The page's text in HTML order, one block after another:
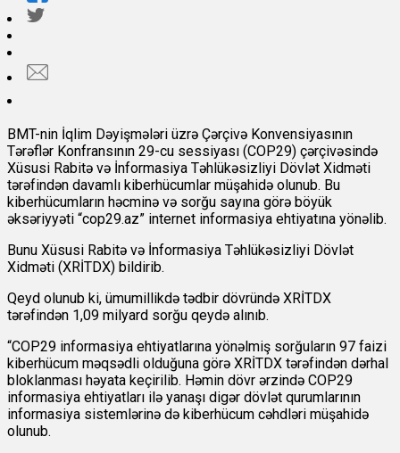
BMT-nin İqlim Dəyişmələri üzrə Çərçivə Konvensiyasının
Tərəflər Konfransının 29-cu sessiyası (COP29) çərçivəsində
Xüsusi Rabitə və İnformasiya Təhlükəsizliyi Dövlət Xidməti
tərəfindən davamlı kiberhücumlar müşahidə olunub. Bu
kiberhücumların həcminə və sorğu sayına görə böyük
əksəriyyəti “cop29.az” internet informasiya ehtiyatına yönəlib.
Bunu Xüsusi Rabitə və İnformasiya Təhlükəsizliyi Dövlət
Xidməti (XRİTDX) bildirib.
Qeyd olunub ki, ümumillikdə tədbir dövründə XRİTDX
tərəfindən 1,09 milyard sorğu qeydə alınıb.
“COP29 informasiya ehtiyatlarına yönəlmiş sorğuların 97 faizi
kiberhücum məqsədli olduğuna görə XRİTDX tərəfindən dərhal
bloklanması həyata keçirilib. Həmin dövr ərzində COP29
informasiya ehtiyatları ilə yanaşı digər dövlət qurumlarının
informasiya sistemlərinə də kiberhücum cəhdləri müşahidə
olunub.